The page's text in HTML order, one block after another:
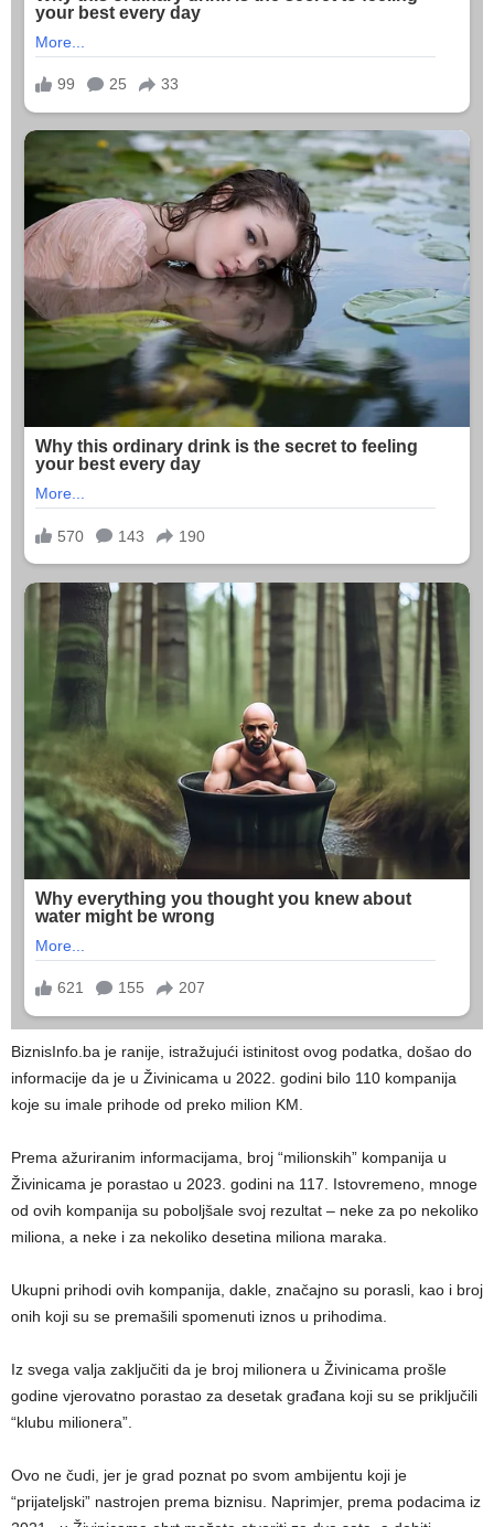
BiznisInfo.ba je ranije, istražujući istinitost ovog podatka, došao do
informacije da je u Živinicama u 2022. godini bilo 110 kompanija
koje su imale prihode od preko milion KM.
Prema ažuriranim informacijama, broj “milionskih” kompanija u
Živinicama je porastao u 2023. godini na 117. Istovremeno, mnoge
od ovih kompanija su poboljšale svoj rezultat – neke za po nekoliko
miliona, a neke i za nekoliko desetina miliona maraka.
Ukupni prihodi ovih kompanija, dakle, značajno su porasli, kao i broj
onih koji su se premašili spomenuti iznos u prihodima.
Iz svega valja zaključiti da je broj milionera u Živinicama prošle
godine vjerovatno porastao za desetak građana koji su se priključili
“klubu milionera”.
Ovo ne čudi, jer je grad poznat po svom ambijentu koji je
“prijateljski” nastrojen prema biznisu. Naprimjer, prema podacima iz